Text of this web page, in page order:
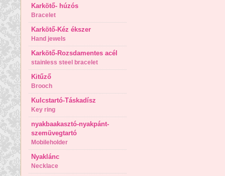
Karkötő- húzós
Bracelet
Karkötő-Kéz ékszer
Hand jewels
Karkötő-Rozsdamentes acél
stainless steel bracelet
Kitűző
Brooch
Kulcstartó-Táskadísz
Key ring
nyakbaakasztó-nyakpánt-
szemüvegtartó
Mobileholder
Nyaklánc
Necklace